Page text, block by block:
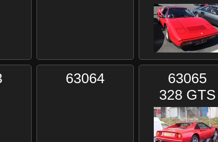
63064
63065
328 GTS